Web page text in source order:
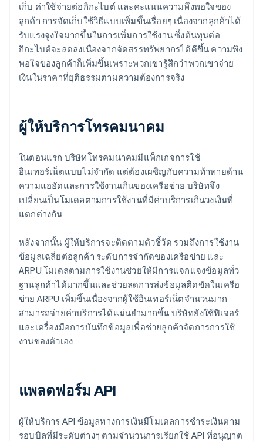
เก็บ ค่าใช้จ่ายต่อกิกะไบต์ และคะแนนความพึงพอใจของ
ลูกค้า การจัดเก็บใช้วิธีแบบเพิ่มขึ้นเรื่อยๆ เนื่องจากลูกค้าได้
รับแรงจูงใจมากขึ้นในการเพิ่มการใช้งาน ซึ่งต้นทุนต่อ
กิกะไบต์จะลดลงเนื่องจากจัดสรรทรัพยากรได้ดีขึ้น ความพึง
พอใจของลูกค้าก็เพิ่มขึ้นเพราะพวกเขารู้สึกว่าพวกเขาจ่าย
เงินในราคาที่ยุติธรรมตามความต้องการจริง
ผู้ให้บริการโทรคมนาคม
ในตอนแรก บริษัทโทรคมนาคมมีแพ็กเกจการใช้
อินเทอร์เน็ตแบบไม่จํากัด แต่ต้องเผชิญกับความท้าทายด้าน
ความแออัดและการใช้งานเกินของเครือข่าย บริษัทจึง
เปลี่ยนเป็นโมเดลตามการใช้งานที่มีค่าบริการเกินวงเงินที่
แตกต่างกัน
หลังจากนั้น ผู้ให้บริการจะติดตามตัวชี้วัด รวมถึงการใช้งาน
ข้อมูลเฉลี่ยต่อลูกค้า ระดับการจํากัดของเครือข่าย และ
ARPU โมเดลตามการใช้งานช่วยให้มีการแจกแจงข้อมูลทั่ว
ฐานลูกค้าได้มากขึ้นและช่วยลดการส่งข้อมูลติดขัดในเครือ
ข่าย ARPU เพิ่มขึ้นเนื่องจากผู้ใช้อินเทอร์เน็ตจำนวนมาก
สามารถจ่ายค่าบริการได้แม่นยำมากขึ้น บริษัทยังใช้ฟีเจอร์
และเครื่องมือการบันทึกข้อมูลเพื่อช่วยลูกค้าจัดการการใช้
งานของตัวเอง
แพลตฟอร์ม API
ผู้ให้บริการ API ข้อมูลทางการเงินมีโมเดลการชําระเงินตาม
รอบบิลที่มีระดับต่างๆ ตามจํานวนการเรียกใช้ API ที่อนุญาต